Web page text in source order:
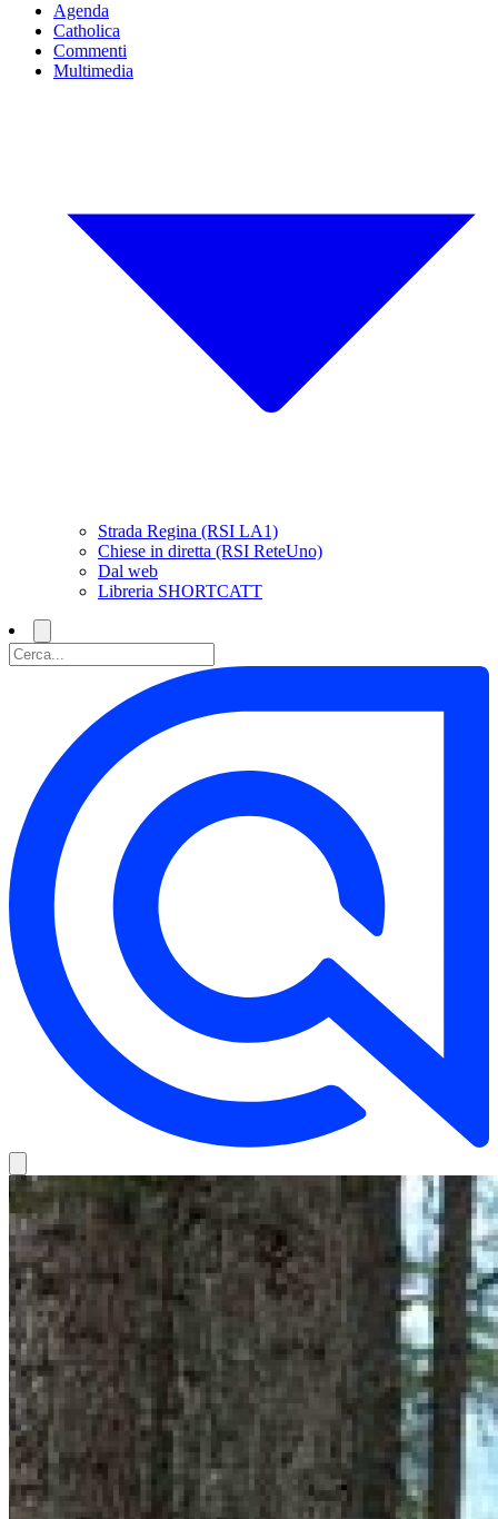
Agenda
Catholica
Commenti
Multimedia
Strada Regina (RSI LA1)
Chiese in diretta (RSI ReteUno)
Dal web
Libreria SHORTCATT